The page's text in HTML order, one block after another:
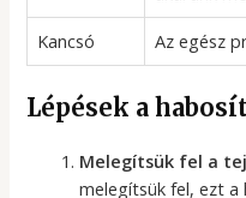
Kancsó
Az egész
Lépések a
Melegítsük fel a
melegítsük fel, ezt